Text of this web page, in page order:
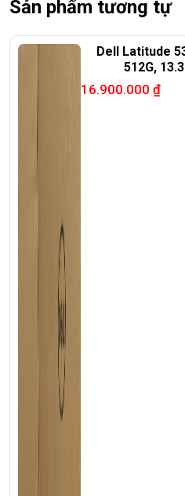
Web: http://laptoptrieuphat.com
<<< Tất cả sản phẩm Laptop
hãng check! >>>
Sản phẩm tương tự
Dell Latitude
512G,
16.900.000 ₫